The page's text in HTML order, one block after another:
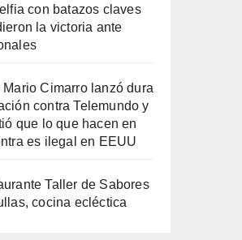
con batazos claves
la victoria ante
Mario Cimarro lanzó dura
contra Telemundo y
que lo que hacen en
es ilegal en EEUU
Taller de Sabores
cocina ecléctica